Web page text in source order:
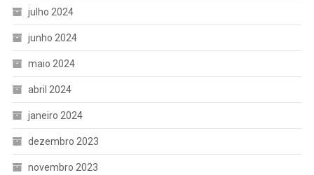
julho 2024
junho 2024
maio 2024
abril 2024
janeiro 2024
dezembro 2023
novembro 2023